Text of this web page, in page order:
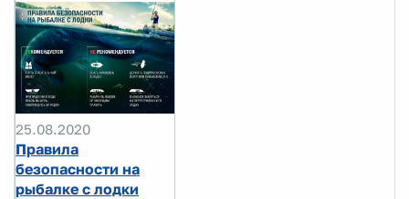
25.08.2020
Правила
безопасности на
рыбалке с лодки